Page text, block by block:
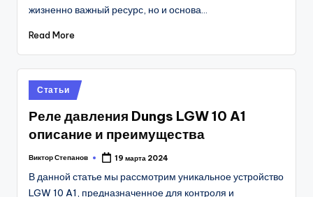
жизненно важный ресурс, но и основа…
Read More
Posted
in
Статьи
Реле давления Dungs LGW 10 A1
описание и преимущества
Posted
Виктор Степанов 19 марта 2024
В данной статье мы рассмотрим уникальное устройство
LGW 10 A1, предназначенное для контроля и